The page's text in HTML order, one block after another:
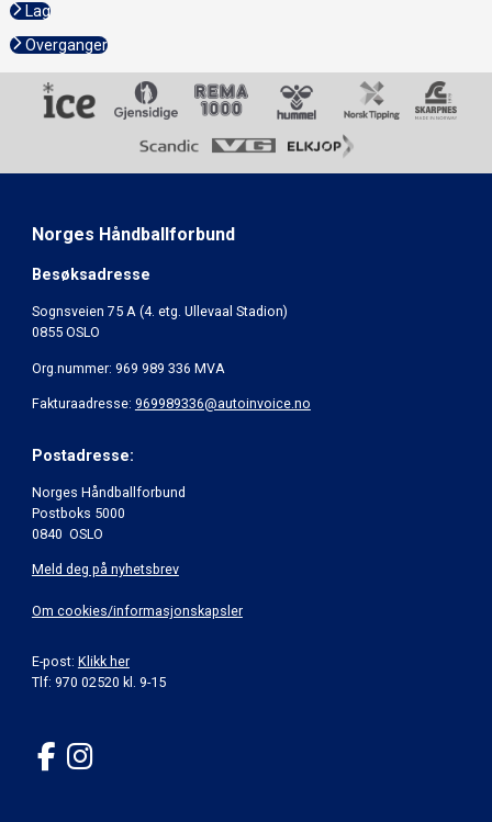
Lag
Overganger
Norges Håndballforbund
Besøksadresse
Sognsveien 75 A (4. etg. Ullevaal Stadion)
0855 OSLO
Org.nummer: 969 989 336 MVA
Fakturaadresse: 969989336@autoinvoice.no
Postadresse:
Norges Håndballforbund
Postboks 5000
0840 OSLO
Meld deg på nyhetsbrev
Om cookies/informasjonskapsler
E-post: Klikk her
Tlf: 970 02520 kl. 9-15